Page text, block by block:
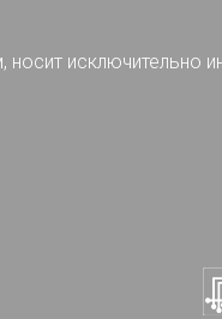
носит исключительно